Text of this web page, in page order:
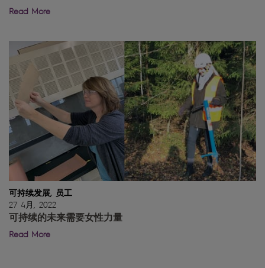
Read More
可持续发展, 员工
27 4月, 2022
可持续的未来需要女性力量
Read More